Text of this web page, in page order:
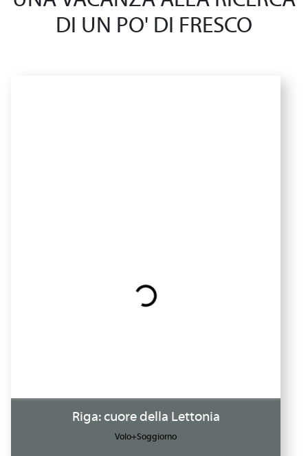
DI UN PO' DI FRESCO
Riga: cuore della Lettonia
Volo+Soggiorno